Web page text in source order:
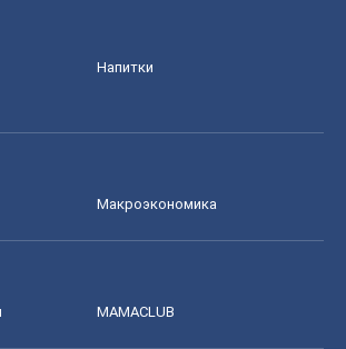
Напитки
Mакроэкономика
MAMACLUB